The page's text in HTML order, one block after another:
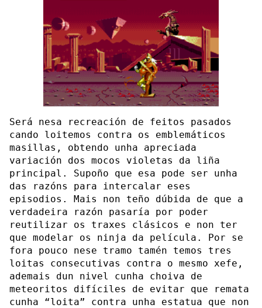
Será nesa recreación de feitos pasados
cando loitemos contra os emblemáticos
masillas, obtendo unha apreciada
variación dos mocos violetas da liña
principal. Supoño que esa pode ser unha
das razóns para intercalar eses
episodios. Mais non teño dúbida de que a
verdadeira razón pasaría por poder
reutilizar os traxes clásicos e non ter
que modelar os ninja da película. Por se
fora pouco nese tramo tamén temos tres
loitas consecutivas contra o mesmo xefe,
ademais dun nivel cunha choiva de
meteoritos difíciles de evitar que remata
cunha “loita” contra unha estatua que non